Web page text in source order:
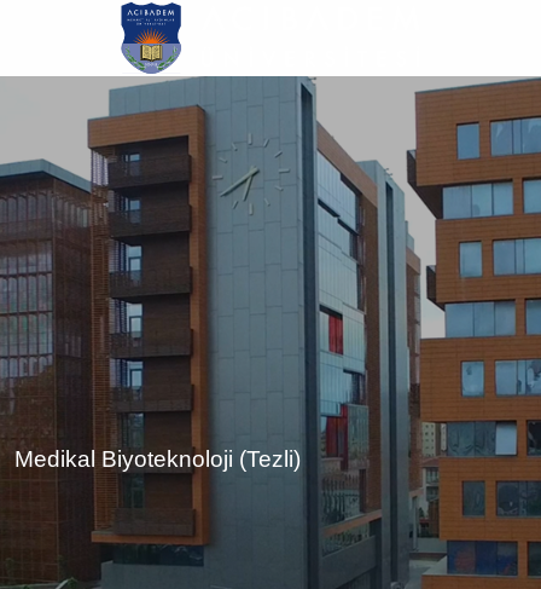
atla
Medikal Biyoteknoloji (Tezli)